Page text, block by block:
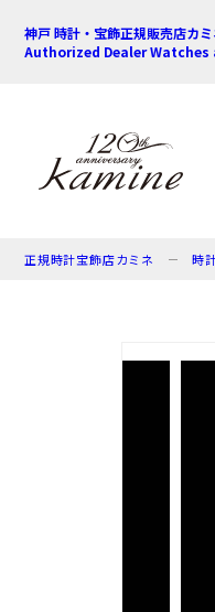
神戸 時計・宝飾正規販売店カ
Authorized Dealer Watches
正規時計宝飾店カミネ 時